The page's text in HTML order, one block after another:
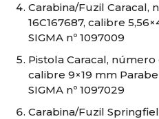
Carabina/Fuzil Caracal,
16C167687, calibre
SIGMA nº 1097009
Pistola Caracal, número
calibre 9×19 mm
SIGMA nº 1097029
Carabina/Fuzil